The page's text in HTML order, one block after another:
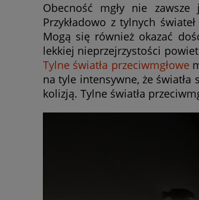
Obecność mgły nie zawsze
Przykładowo z tylnych
Mogą się również okazać
lekkiej nieprzejrzystości
Tylne światła przeciwmgłowe
na tyle intensywne, że
kolizją. Tylne światła